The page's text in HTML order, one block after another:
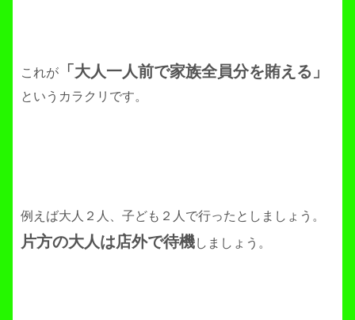
これが 「大人一人前で家族全員分を賄える」
というカラクリです。
例えば大人２人、子ども２人で行ったとしましょう。
片方の大人は店外で待機しましょう。